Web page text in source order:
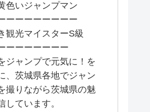
色いジャンプマン
ーーーーーーーー
観光マイスターS級
ーーーーーーー
ジャンプで元気に！を
、茨城県各地でジャン
撮りながら茨城県の魅
しています。